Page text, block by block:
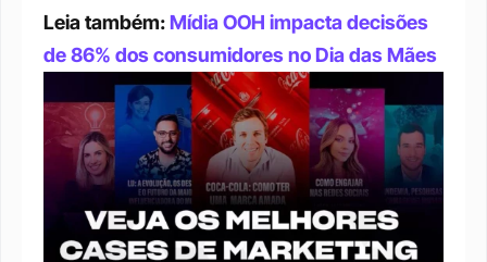
Leia também: Mídia OOH impacta decisões
de 86% dos consumidores no Dia das Mães